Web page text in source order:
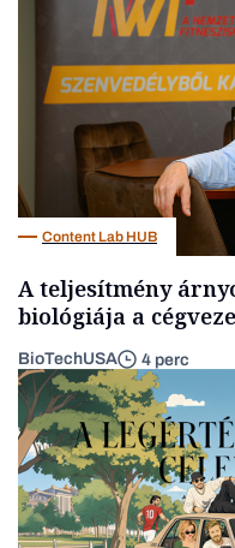
Content Lab HUB
A teljesítmény
biológiája a
BioTechUSA 4 perc